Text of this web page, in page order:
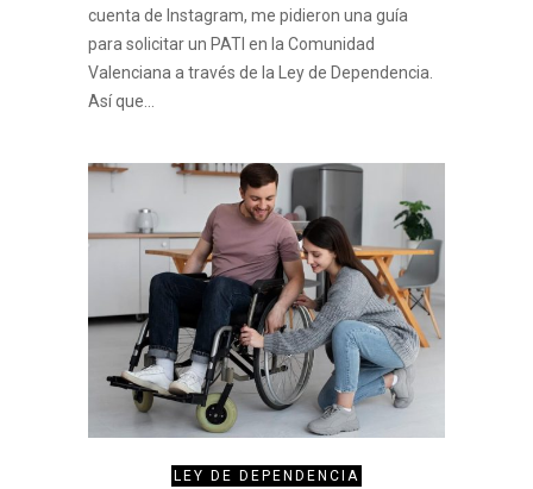
cuenta de Instagram, me pidieron una guía
para solicitar un PATI en la Comunidad
Valenciana a través de la Ley de Dependencia.
Así que…
LEY DE DEPENDENCIA